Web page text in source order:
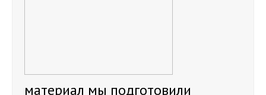
материал мы подготовили